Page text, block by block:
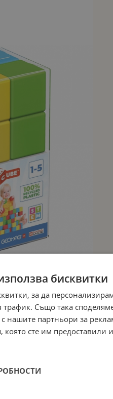
бисквитки
за да
Също така
с нашите партньори за
която сте им предоставили